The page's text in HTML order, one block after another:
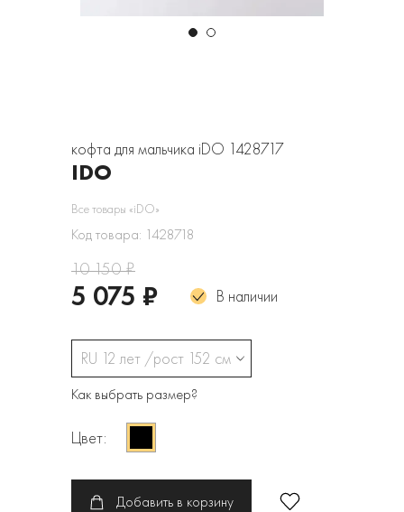
кофта для мальчика iDO 1428717
IDO
Все товары «iDO»
Код товара: 1428718
10 150 ₽
5 075 ₽ В наличии
RU 12 лет /рост 152 см
Как выбрать размер?
Цвет:
Добавить в корзину